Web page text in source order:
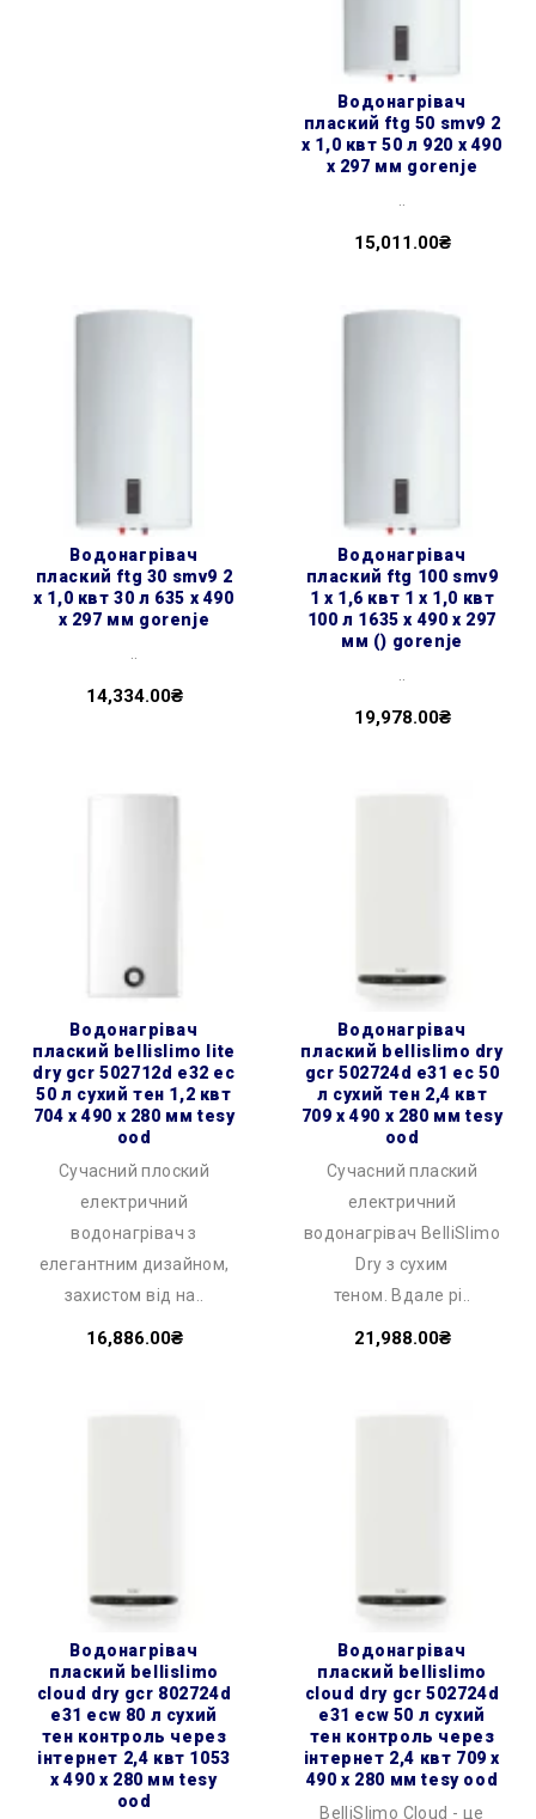
водонагрівач
плаский ftg 50 smv9 2
х 1,0 квт 50 л 920 x 490
x 297 мм gorenje
15,011.00₴
водонагрівач
плаский ftg 30 smv9 2
х 1,0 квт 30 л 635 x 490
x 297 мм gorenje
14,334.00₴
водонагрівач
плаский ftg 100 smv9
1 х 1,6 квт 1 х 1,0 квт
100 л 1635 x 490 x 297
мм () gorenje
19,978.00₴
водонагрівач
плаский bellislimo lite
dry gcr 502712d e32 ec
50 л сухий тен 1,2 квт
704 x 490 x 280 мм tesy
ood
Сучасний плоский
електричний
водонагрівач з
елегантним дизайном,
захистом від на..
16,886.00₴
водонагрівач
плаский bellislimo dry
gcr 502724d e31 ec 50
л сухий тен 2,4 квт
709 x 490 x 280 мм tesy
ood
Сучасний плаский
електричний
водонагрівач BelliSlimo
Dry з сухим
теном. Вдале рі..
21,988.00₴
водонагрівач
плаский bellislimo
cloud dry gcr 802724d
e31 ecw 80 л сухий
тен контроль через
інтернет 2,4 квт 1053
x 490 x 280 мм tesy
ood
водонагрівач
плаский bellislimo
cloud dry gcr 502724d
e31 ecw 50 л сухий
тен контроль через
інтернет 2,4 квт 709 x
490 x 280 мм tesy ood
BelliSlimo Cloud - це